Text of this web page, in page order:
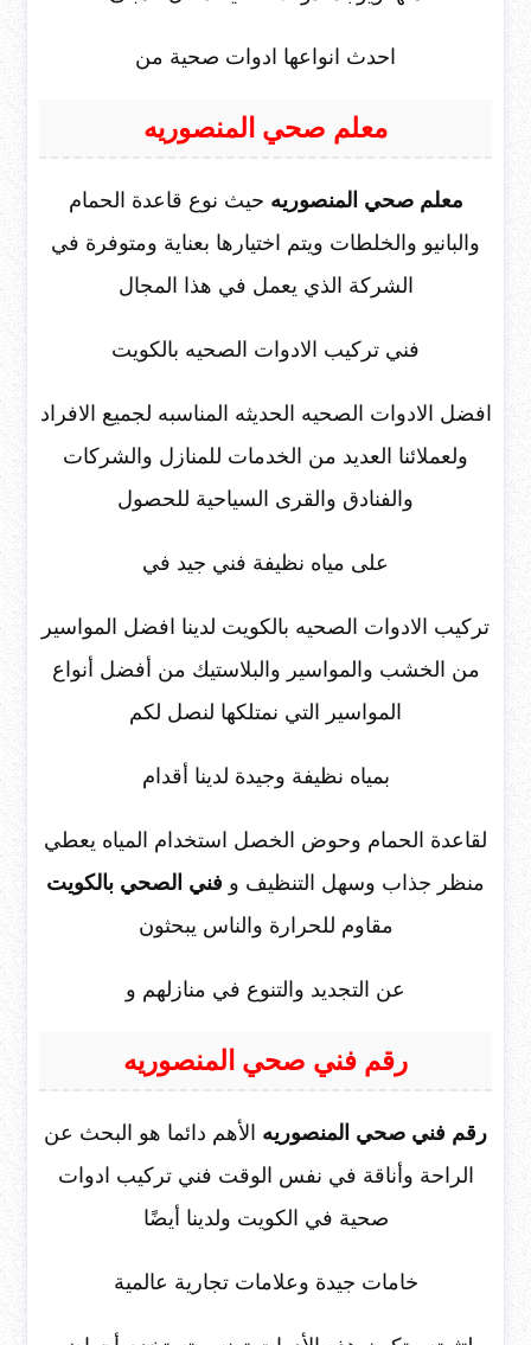
احدث انواعها ادوات صحية من
معلم صحي المنصوريه
معلم صحي المنصوريه حيث نوع قاعدة الحمام
والبانيو والخلطات ويتم اختيارها بعناية ومتوفرة في
الشركة الذي يعمل في هذا المجال
فني تركيب الادوات الصحيه بالكويت
افضل الادوات الصحيه الحديثه المناسبه لجميع الافراد
ولعملائنا العديد من الخدمات للمنازل والشركات
والفنادق والقرى السياحية للحصول
على مياه نظيفة فني جيد في
تركيب الادوات الصحيه بالكويت لدينا افضل المواسير
من الخشب والمواسير والبلاستيك من أفضل أنواع
المواسير التي نمتلكها لنصل لكم
بمياه نظيفة وجيدة لدينا أقدام
لقاعدة الحمام وحوض الخصل استخدام المياه يعطي
منظر جذاب وسهل التنظيف و فني الصحي بالكويت
مقاوم للحرارة والناس يبحثون
عن التجديد والتنوع في منازلهم و
رقم فني صحي المنصوريه
رقم فني صحي المنصوريه الأهم دائما هو البحث عن
الراحة وأناقة في نفس الوقت فني تركيب ادوات
صحية في الكويت ولدينا أيضًا
خامات جيدة وعلامات تجارية عالمية